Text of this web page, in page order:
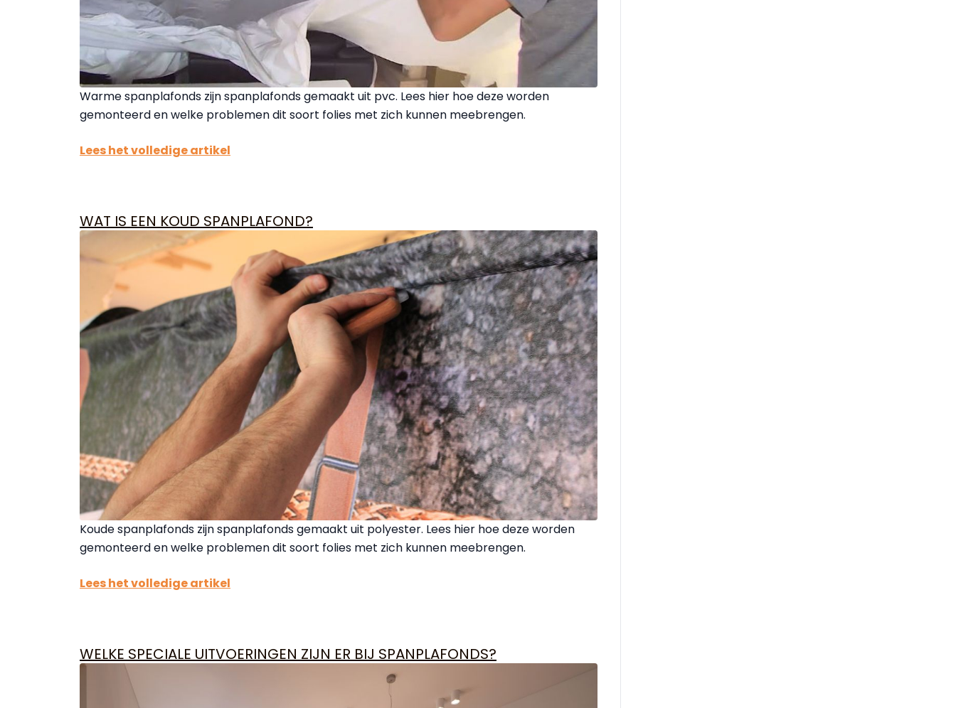
Warme spanplafonds zijn spanplafonds gemaakt uit pvc. Lees hier hoe deze worden
gemonteerd en welke problemen dit soort folies met zich kunnen meebrengen.
Lees het volledige artikel
WAT IS EEN KOUD SPANPLAFOND?
Koude spanplafonds zijn spanplafonds gemaakt uit polyester. Lees hier hoe deze worden
gemonteerd en welke problemen dit soort folies met zich kunnen meebrengen.
Lees het volledige artikel
WELKE SPECIALE UITVOERINGEN ZIJN ER BIJ SPANPLAFONDS?